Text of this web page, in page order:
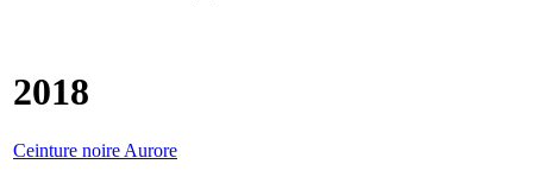
2018
Ceinture noire Aurore